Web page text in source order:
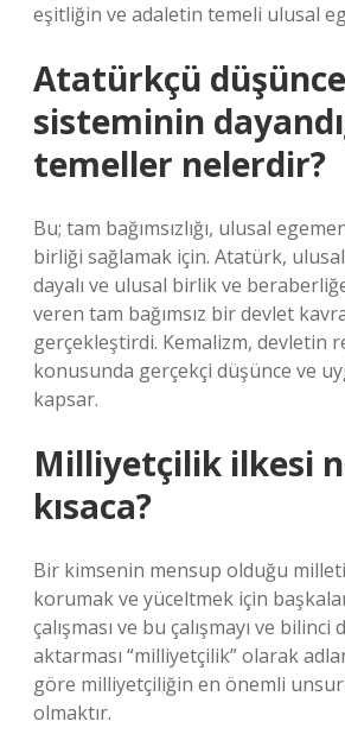
eşitliğin ve adaletin temeli ulusal
Atatürkçü düşünce
sisteminin
temeller nelerdir?
Bu; tam bağımsızlığı, ulusal
birliği sağlamak için. Atatürk,
dayalı ve ulusal birlik ve
veren tam bağımsız bir devlet
gerçekleştirdi. Kemalizm, devletin
konusunda gerçekçi düşünce ve
kapsar.
Milliyetçilik ilkesi
kısaca?
Bir kimsenin mensup olduğu
korumak ve yüceltmek için
çalışması ve bu çalışmayı ve
aktarması “milliyetçilik” olarak
göre milliyetçiliğin en önemli
olmaktır.